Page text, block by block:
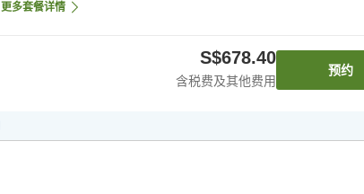
更多套餐详情
S$678.40
含税费及其他费用
预约